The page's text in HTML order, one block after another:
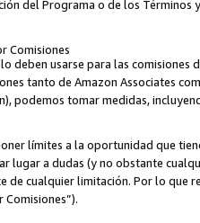
del Programa o de los Términos
Comisiones
deben usarse para las
tanto de Amazon Associates
podemos tomar medidas,
límites a la oportunidad que
lugar a dudas (y no obstante
cualquier limitación. Por lo que
Comisiones”).